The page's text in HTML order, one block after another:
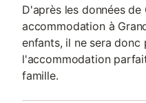
D'après les données de
accommodation à
enfants, il ne sera
l'accommodation
famille.